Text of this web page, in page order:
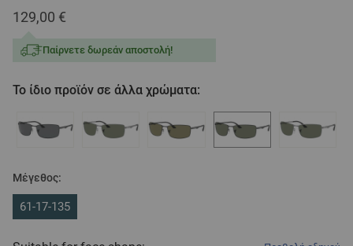
129,00 €
Παίρνετε δωρεάν αποστολή!
Το ίδιο προϊόν σε άλλα χρώματα:
Μέγεθος:
61-17-135